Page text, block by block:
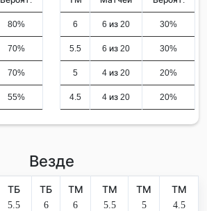
80%
70%
70%
55%
6 6 из 20 30%
5.5 6 из 20 30%
5 4 из 20 20%
4.5 4 из 20 20%
Везде
ТБ
5.5
ТБ
6
ТМ
6
ТМ
5.5
ТМ
5
ТМ
4.5